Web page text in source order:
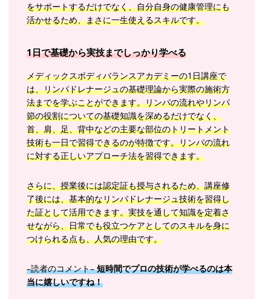
をサポートするだけでなく、自分自身の健康管理にも
活かせるため、まさに一生使えるスキルです。
1日で基礎から実技までしっかり学べる
メディックスボディバランスアカデミーの1日講座で
は、リンパドレナージュの基礎理論から実際の施術方
法までを学ぶことができます。リンパの流れやリンパ
節の役割についての基礎知識を深めるだけでなく、
首、肩、足、背中などの主要な部位のトリートメント
技術も一日で習得できるのが特徴です。リンパの流れ
に対する正しいアプローチ法を習得できます。
さらに、授業後には認定証も授与されるため、講座修
了後には、基本的なリンパドレナージュ技術を習得し
た証として活用できます。実技を通して知識を定着さ
せながら、日常でも役立つケアとしてのスキルを身に
つけられる点も、人気の理由です。
–読者のコメント–短時間でプロの技術が学べるのは本
当に嬉しいですね！